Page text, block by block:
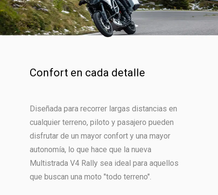
Confort en cada detalle
Diseñada para recorrer largas distancias en
cualquier terreno, piloto y pasajero pueden
disfrutar de un mayor confort y una mayor
autonomía, lo que hace que la nueva
Multistrada V4 Rally sea ideal para aquellos
que buscan una moto "todo terreno".